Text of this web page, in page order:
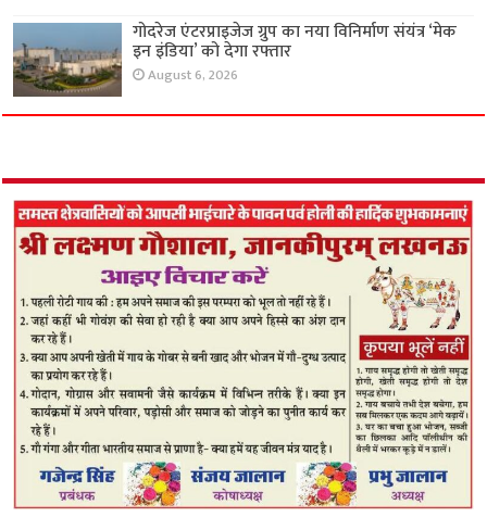
गोदरेज एंटरप्राइजेज ग्रुप का नया विनिर्माण संयंत्र ‘मेक
इन इंडिया’ को देगा रफ्तार
August 6, 2026